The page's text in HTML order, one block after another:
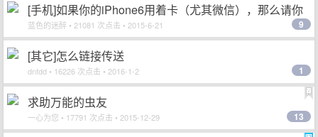
[手机]如果你的iPhone6用着卡（尤其微信），那么请你
进来！
蓝色的迷醉 • 21081 次点击 • 2015-6-21 9
[其它]怎么链接传送
dnfdd • 16226 次点击 • 2016-1-2 1
求助万能的虫友
一心为您 • 17791 次点击 • 2015-12-29 13